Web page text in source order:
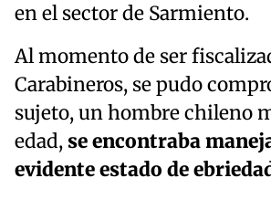
en el sector de Sarmiento.
Al momento de ser
Carabineros, se pudo
sujeto, un hombre chileno
edad, se encontraba
evidente estado de